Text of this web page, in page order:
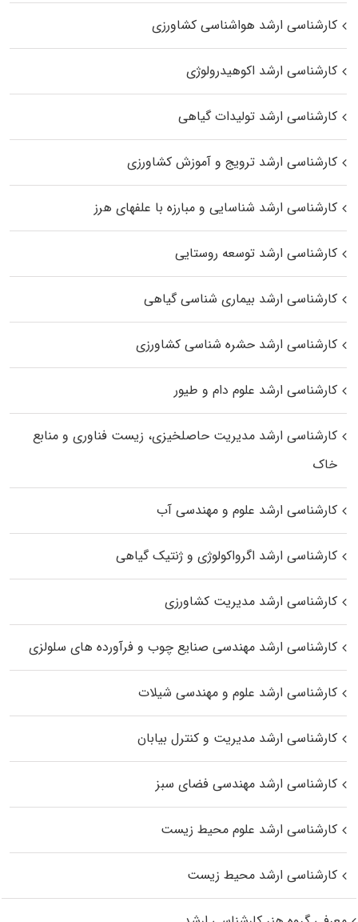
کارشناسی ارشد هواشناسی کشاورزی
کارشناسی ارشد اکوهیدرولوژی
کارشناسی ارشد تولیدات گیاهی
کارشناسی ارشد ترویج و آموزش کشاورزی
کارشناسی ارشد شناسایی و مبارزه با علفهای هرز
کارشناسی ارشد توسعه روستایی
کارشناسی ارشد بیماری‌ شناسی گیاهی
کارشناسی ارشد حشره‌ شناسی کشاورزی
کارشناسی ارشد علوم دام و طیور
کارشناسی ارشد مدیریت حاصلخیزی، زیست فناوری و منابع
خاک
کارشناسی ارشد علوم و مهندسی آب
کارشناسی ارشد اگرواکولوژی و ژنتیک گیاهی
کارشناسی ارشد مدیریت کشاورزی
کارشناسی ارشد مهندسی صنایع چوب و فرآورده‌ های سلولزی
کارشناسی ارشد علوم و مهندسی شیلات
کارشناسی ارشد مدیریت و کنترل بیابان
کارشناسی ارشد مهندسی فضای سبز
کارشناسی ارشد علوم محیط‌ زیست
کارشناسی ارشد محیط زیست